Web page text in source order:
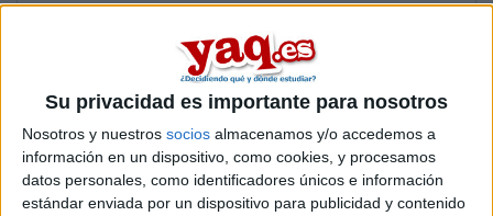
Su privacidad es importante para nosotros
Nosotros y nuestros socios almacenamos y/o accedemos a
información en un dispositivo, como cookies, y procesamos
datos personales, como identificadores únicos e información
estándar enviada por un dispositivo para publicidad y contenido
Sobre ti